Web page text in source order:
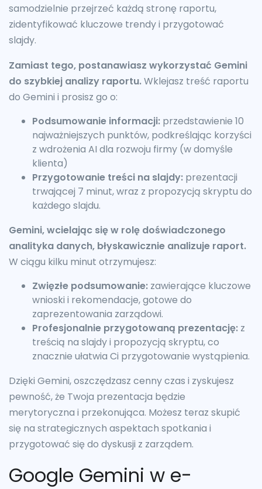
samodzielnie przejrzeć każdą stronę raportu,
zidentyfikować kluczowe trendy i przygotować
slajdy.
Zamiast tego, postanawiasz wykorzystać Gemini
do szybkiej analizy raportu.Wklejasz treść raportu
do Gemini i prosisz go o:
Podsumowanie informacji: przedstawienie 10
najważniejszych punktów, podkreślając korzyści
z wdrożenia AI dla rozwoju firmy (w domyśle
klienta)
Przygotowanie treści na slajdy: prezentacji
trwającej 7 minut, wraz z propozycją skryptu do
każdego slajdu.
Gemini, wcielając się w rolę doświadczonego
analityka danych, błyskawicznie analizuje raport.
W ciągu kilku minut otrzymujesz:
Zwięzłe podsumowanie: zawierające kluczowe
wnioski i rekomendacje, gotowe do
zaprezentowania zarządowi.
Profesjonalnie przygotowaną prezentację: z
treścią na slajdy i propozycją skryptu, co
znacznie ułatwia Ci przygotowanie wystąpienia.
Dzięki Gemini, oszczędzasz cenny czas i zyskujesz
pewność, że Twoja prezentacja będzie
merytoryczna i przekonująca. Możesz teraz skupić
się na strategicznych aspektach spotkania i
przygotować się do dyskusji z zarządem.
Google Gemini w e-